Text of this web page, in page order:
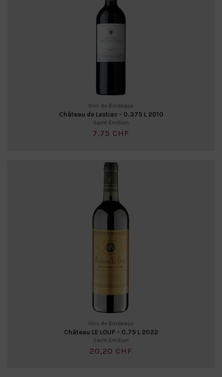
Vins de Bordeaux
Château de Lestiac - 0.375 L 2010
Saint-Emilion
7,75 CHF
Vins de Bordeaux
Château LE LOUP - 0.75 L 2022
Saint-Emilion
20,20 CHF